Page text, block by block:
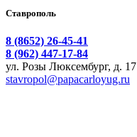
Ставрополь
8 (8652) 26-45-41
8 (962) 447-17-84
ул. Розы Люксембург, д. 17
stavropol@papacarloyug.ru